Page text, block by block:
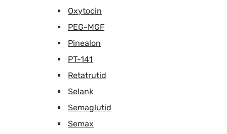
Oxytocin
PEG-MGF
Pinealon
PT-141
Retatrutid
Selank
Semaglutid
Semax